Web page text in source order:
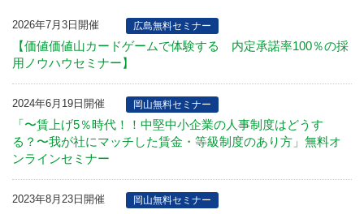
2026年7月3日開催 広島無料セミナー
【価値価値山カードゲームで体験する 内定承諾率100％の採
用ノウハウセミナー】
2024年6月19日開催 岡山無料セミナー
「〜賃上げ5％時代！！中堅中小企業の人事制度はどうす
る？〜我が社にマッチした賃金・等級制度のあり方」無料オ
ンラインセミナー
2023年8月23日開催 岡山無料セミナー